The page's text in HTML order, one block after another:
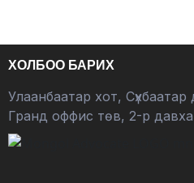
ХОЛБОО БАРИХ
Улаанбаатар хот, Сүхбаатар
Гранд оффис төв, 2-р